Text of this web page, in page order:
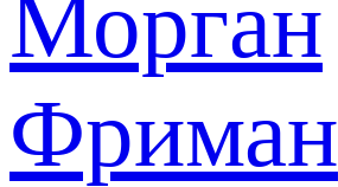
Морган
Фриман